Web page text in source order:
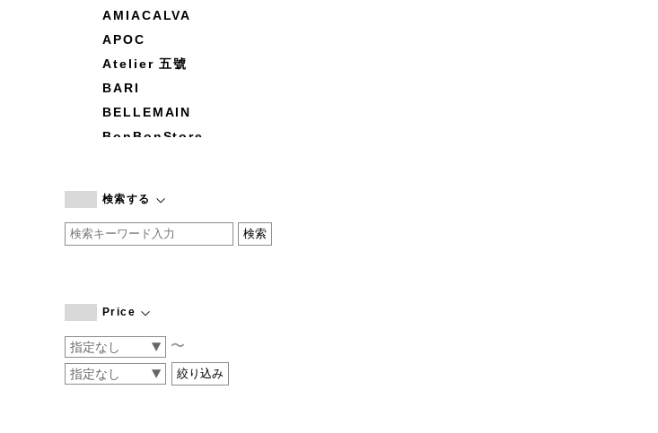
AMIACALVA
APOC
Atelier 五號
BARI
BELLEMAIN
BonBonStore
by basics
CATWORTH
COGTHEBIGSMOKE
CONVERSE
DEAN & DELUCA
検索する
Price
〜